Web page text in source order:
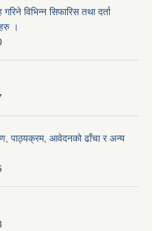
विभिन्न सिफारिस तथा दर्ता
।
पाठ्यक्रम, आवेदनको ढाँचा र अन्य